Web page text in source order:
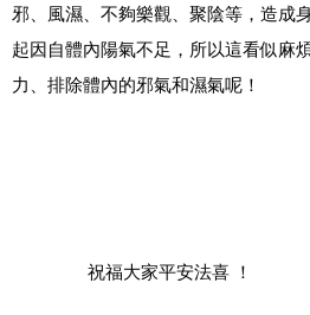
邪、風濕、不夠樂觀、聚陰等，造成
起因自體內陽氣不足，所以這看似麻
力、排除體內的邪氣和濕氣呢！
		祝福大家平安法喜 ！